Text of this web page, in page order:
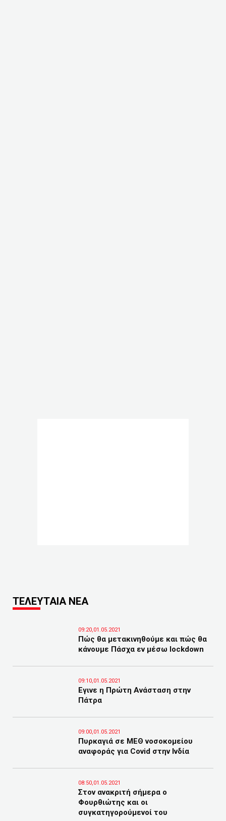
ΤΕΛΕΥΤΑΙΑ ΝΕΑ
09:20,01.05.2021
Πώς θα μετακινηθούμε και πώς θα
κάνουμε Πάσχα εν μέσω lockdown
09:10,01.05.2021
Εγινε η Πρώτη Ανάσταση στην
Πάτρα
09:00,01.05.2021
Πυρκαγιά σε ΜΕΘ νοσοκομείου
αναφοράς για Covid στην Ινδία
08:50,01.05.2021
Στον ανακριτή σήμερα ο
Φουρθιώτης και οι
συγκατηγορούμενοί του